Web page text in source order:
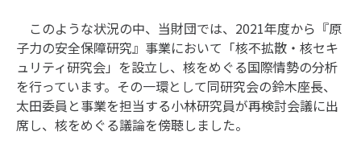
このような状況の中、当財団では、2021年度から『原
子力の安全保障研究』事業において「核不拡散・核セキ
ュリティ研究会」を設立し、核をめぐる国際情勢の分析
を行っています。その一環として同研究会の鈴木座長、
太田委員と事業を担当する小林研究員が再検討会議に出
席し、核をめぐる議論を傍聴しました。